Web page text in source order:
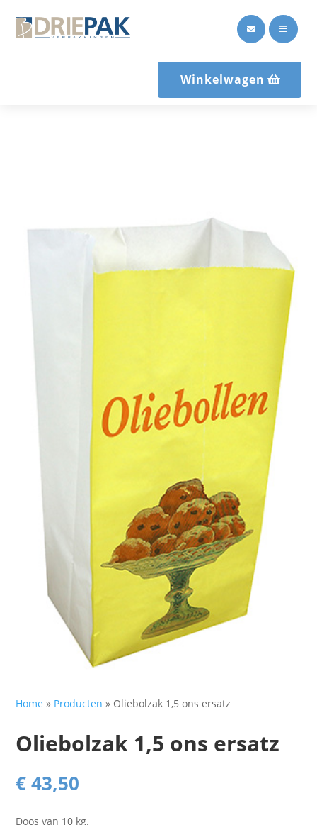
 
Winkelwagen
Home » Producten » Oliebolzak 1,5 ons ersatz
Oliebolzak 1,5 ons ersatz
€43,50
Doos van 10 kg.